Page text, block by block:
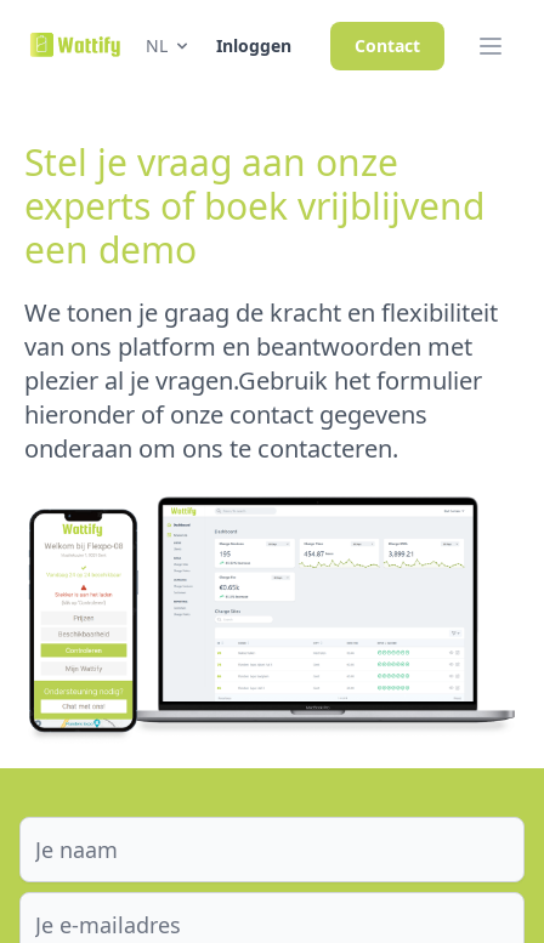
NL Inloggen Contact
Stel je vraag aan onze
experts of boek vrijblijvend
een demo
We tonen je graag de kracht en flexibiliteit
van ons platform en beantwoorden met
plezier al je vragen.Gebruik het formulier
hieronder of onze contact gegevens
onderaan om ons te contacteren.